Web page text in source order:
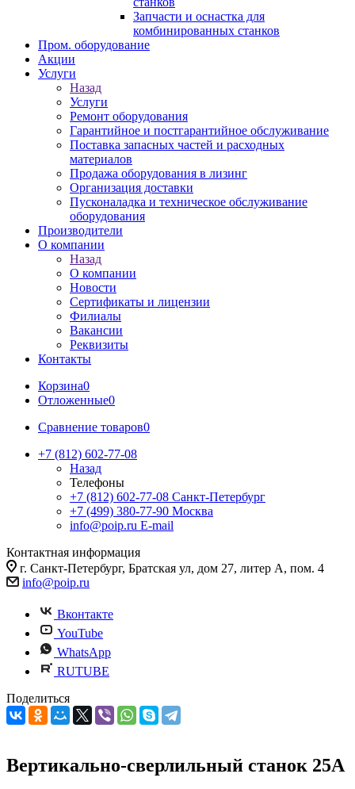
Запчасти и оснастка для
комбинированных станков
Пром. оборудование
Акции
Услуги
Назад
Услуги
Ремонт оборудования
Гарантийное и постгарантийное обслуживание
Поставка запасных частей и расходных
материалов
Продажа оборудования в лизинг
Организация доставки
Пусконаладка и техническое обслуживание
оборудования
Производители
О компании
Назад
О компании
Новости
Сертификаты и лицензии
Филиалы
Вакансии
Реквизиты
Контакты
Корзина0
Отложенные0
Сравнение товаров0
+7 (812) 602-77-08
Назад
Телефоны
+7 (812) 602-77-08 Санкт-Петербург
+7 (499) 380-77-90 Москва
info@poip.ru E-mail
Контактная информация
г. Санкт-Петербург, Братская ул, дом 27, литер А, пом. 4
info@poip.ru
Вконтакте
YouTube
WhatsApp
RUTUBE
Поделиться
Вертикально-сверлильный станок 25A